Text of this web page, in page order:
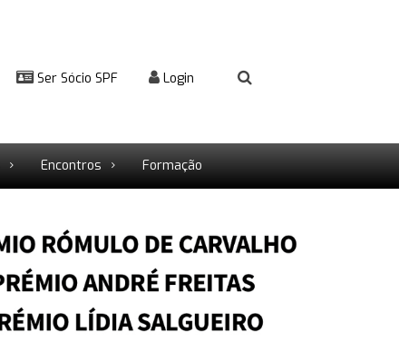
Ser Sócio SPF Login
Encontros Formação